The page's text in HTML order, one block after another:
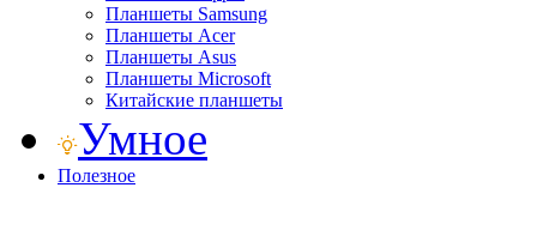
Планшеты Samsung
Планшеты Acer
Планшеты Asus
Планшеты Microsoft
Китайские планшеты
Умное
Полезное